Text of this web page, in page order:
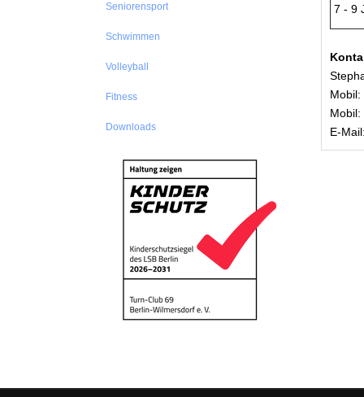
Seniorensport
Schwimmen
Volleyball
Fitness
Downloads
7 - 9
E-